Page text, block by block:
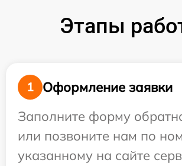
Этапы
1
Оформление заявки
Заполните форму
или позвоните нам по
указанному на сайте